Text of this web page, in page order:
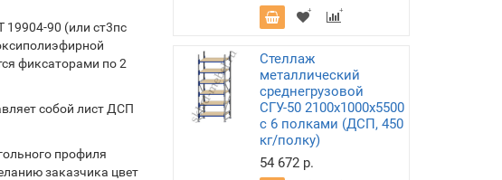
19904-90 (или ст3пс
фиксаторами по 2
собой лист ДСП
профиля
заказчика цвет
Стеллаж
металлический
среднегрузовой
СГУ-50 2100х1000х5500
с 6 полками (ДСП, 450
кг/полку)
54 672 р.